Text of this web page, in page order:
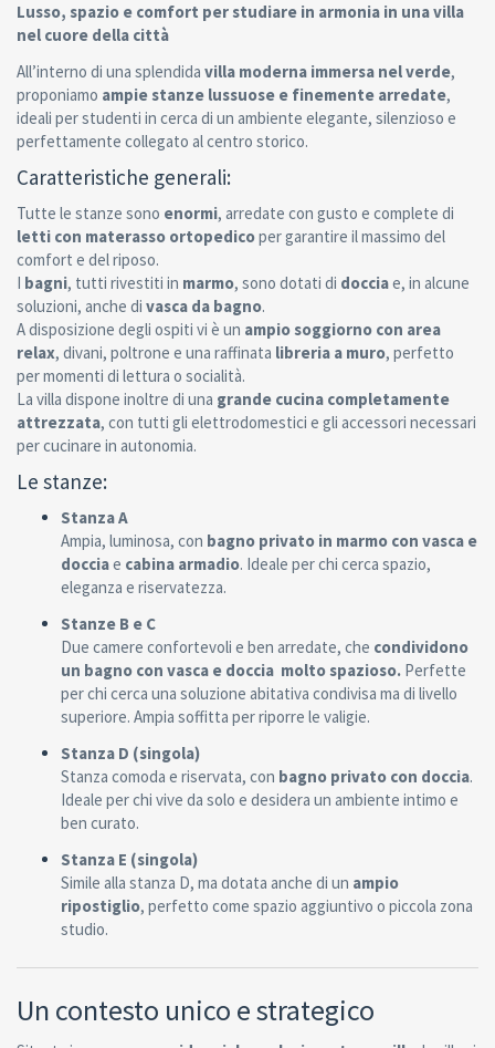
Lusso, spazio e comfort per studiare in armonia in una villa
nel cuore della città
All’interno di una splendida villa moderna immersa nel verde,
proponiamo ampie stanze lussuose e finemente arredate,
ideali per studenti in cerca di un ambiente elegante, silenzioso e
perfettamente collegato al centro storico.
Caratteristiche generali:
Tutte le stanze sono enormi, arredate con gusto e complete di
letti con materasso ortopedicoper garantire il massimo del
comfort e del riposo.
I bagni, tutti rivestiti in marmo, sono dotati di docciae, in alcune
soluzioni, anche di vasca da bagno.
A disposizione degli ospiti vi è un ampio soggiorno con area
relax, divani, poltrone e una raffinata libreria a muro, perfetto
per momenti di lettura o socialità.
La villa dispone inoltre di una grande cucina completamente
attrezzata, con tutti gli elettrodomestici e gli accessori necessari
per cucinare in autonomia.
Le stanze:
Stanza A
Ampia, luminosa, con bagno privato in marmo con vasca e
docciae cabina armadio. Ideale per chi cerca spazio,
eleganza e riservatezza.
Stanze B e C
Due camere confortevoli e ben arredate, che condividono
un bagno con vasca e doccia moltospazioso. Perfette
per chi cerca una soluzione abitativa condivisa ma di livello
superiore. Ampia soffitta per riporre le valigie.
Stanza D (singola)
Stanza comoda e riservata, con bagno privato con doccia.
Ideale per chi vive da solo e desidera un ambiente intimo e
ben curato.
Stanza E (singola)
Simile alla stanza D, ma dotata anche di un ampio
ripostiglio, perfetto come spazio aggiuntivo o piccola zona
studio.
Un contesto unico e strategico